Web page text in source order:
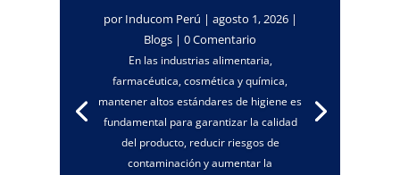
por Inducom Perú | agosto 1, 2026|
Blogs | 0 Comentario
En las industrias alimentaria,
farmacéutica, cosmética y química,
mantener altos estándares de higiene es
fundamental para garantizar la calidad
del producto, reducir riesgos de
contaminación y aumentar la